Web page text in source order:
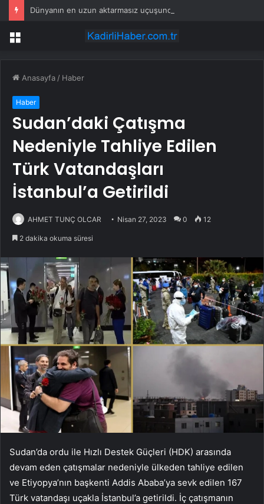
Menü
Anasayfa / Haber
Haber
Sudan’daki Çatışma
Nedeniyle Tahliye Edilen
Türk Vatandaşları
İstanbul’a Getirildi
AHMET TUNÇ OLCAR Nisan 27, 2023 0 12
2 dakika okuma süresi
Sudan’da ordu ile Hızlı Destek Güçleri (HDK) arasında
devam eden çatışmalar nedeniyle ülkeden tahliye edilen
ve Etiyopya’nın başkenti Addis Ababa’ya sevk edilen 167
Türk vatandaşı uçakla İstanbul’a getirildi. İç çatışmanın